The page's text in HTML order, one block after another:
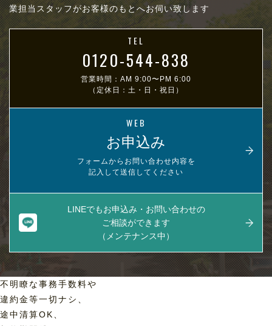
業担当スタッフがお客様のもとへお伺い致します
TEL
0120-544-838
営業時間：AM 9:00〜PM 6:00
（定休日：土・日・祝日）
WEB
お申込み
フォームからお問い合わせ内容を
記入して送信してください
LINEでもお申込み・お問い合わせの
ご相談ができます
（メンテナンス中）
不明瞭な事務手数料や
違約金等一切ナシ、
途中清算OK、